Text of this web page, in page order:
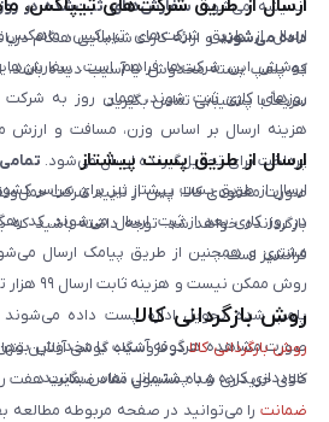
اندیشه می‌شود. سفارش‌های ثبت‌شده در
داده می‌شوندو ارائه کارت شناسایی هنگام
که پلمپ بسته مخدوش یا آسیب دیده باشد،
سریعاً با پشتیبانی تماس بگیرید.
ارسال از طریق شرکت‌های تیپاکس،
ارسال از طریق شرکت‌های تیپاکس، ماهکس
روزهای کاری ثبت شوند، همان روز به
هزینه ارسال بر اساس وزن، مسافت و ارزش
پرداخت برای تحویل‌گیرنده ارسال می‌شود.
صورت مفقودی کالا، پس از تایید شرکت
فرانشیز است.
ارسال از طریق پست پیشتاز
ارسال از طریق پست پیشتاز نیز برای سراسر
در روز کاری بعد از ثبت، ارسال می‌شوند. کد
مشتری و همچنین از طریق پیامک ارسال
روش ممکن
پلمپ شده تحویل اداره پست داده می‌شوند و
صورت مشاهده هرگونه آسیب یا مخدوش بودن
خودداری کرده و با پشتیبانی تماس بگیرید.
روش بازگردانی کالا
روش بازگردانی کالادر فروشگاه گوشی آنلاین
کالای خریداری شده مشمول مفاد ضمانت هفت
ضمانت را می‌توانید در صفحه مربوطه مطالعه